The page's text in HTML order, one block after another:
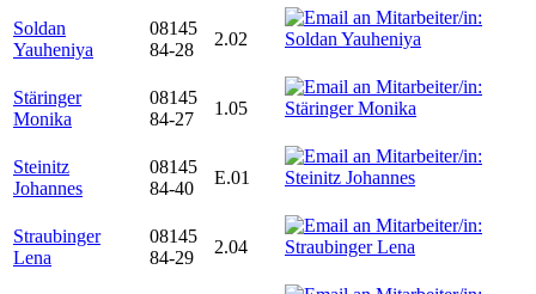
Soldan
Yauheniya
08145
84-28
2.02
Stäringer
Monika
08145
84-27
1.05
Steinitz
Johannes
08145
84-40
E.01
Straubinger
Lena
08145
84-29
2.04